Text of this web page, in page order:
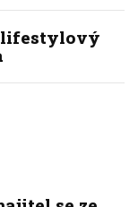
lifestylový